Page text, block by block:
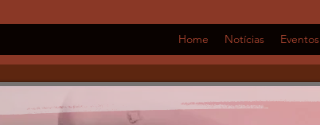
Home Notícias Eventos